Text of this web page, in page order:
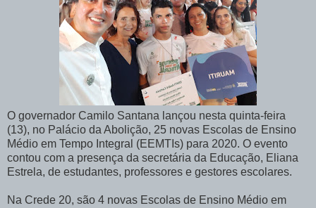
O governador Camilo Santana lançou nesta quinta-feira
(13), no Palácio da Abolição, 25 novas Escolas de Ensino
Médio em Tempo Integral (EEMTIs) para 2020. O evento
contou com a presença da secretária da Educação, Eliana
Estrela, de estudantes, professores e gestores escolares.
Na Crede 20, são 4 novas Escolas de Ensino Médio em